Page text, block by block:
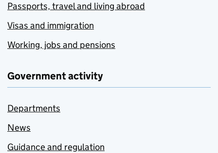
Passports, travel and living abroad
Visas and immigration
Working, jobs and pensions
Government activity
Departments
News
Guidance and regulation